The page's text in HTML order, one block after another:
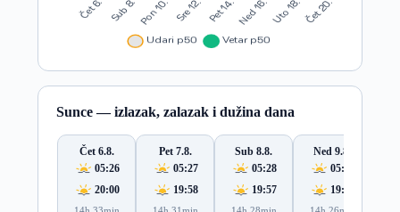
Sunce — izlazak, zalazak i dužina dana
Čet 6.8.
05:26
20:00
Pet 7.8.
05:27
19:58
Sub 8.8.
05:28
19:57
Ned 9.8.
05:29
19:56